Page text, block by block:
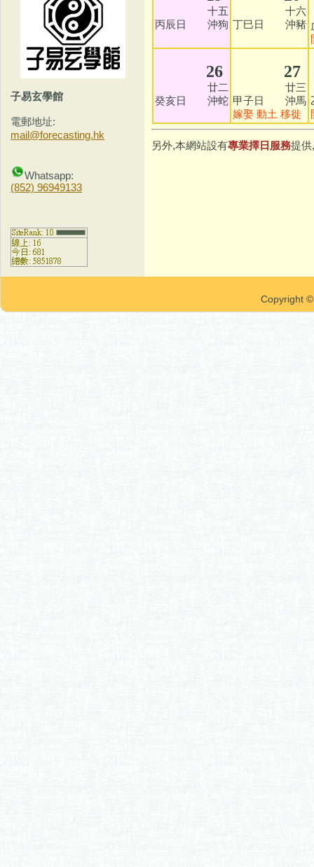
子易玄學館
電郵地址:
mail@forecasting.hk
Whatsapp:
(852) 96949133
十五
丙辰日 沖狗
十六
丁巳日 沖豬
26
廿二
癸亥日 沖蛇
27
廿三
甲子日 沖馬
嫁娶 動土 移徙
另外,本網站設有專業擇日服務提
Copyright